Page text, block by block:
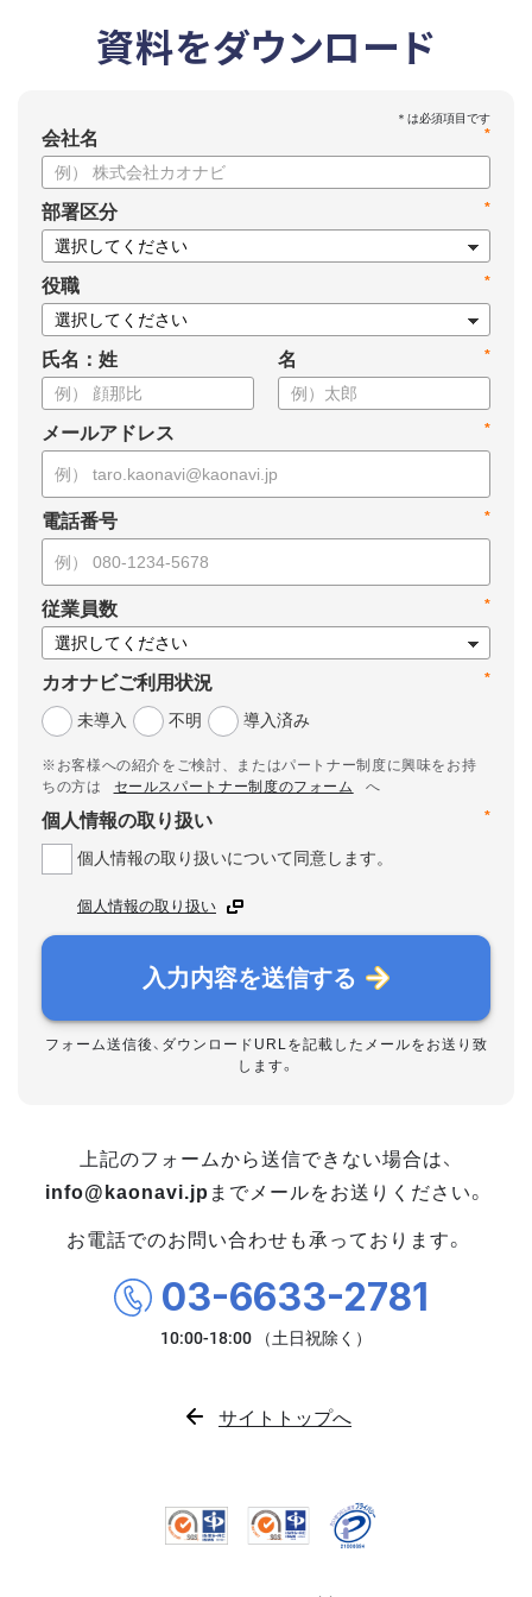
資料をダウンロード
*
会社名
*
部署区分
*
役職
氏名：姓 *
名
*
メールアドレス
*
電話番号
*
従業員数
*
カオナビご利用状況
未導入
不明 導入済み
※お客様への紹介をご検討、またはパートナー制度に興味をお持
ちの方は
セールスパートナー制度のフォーム
へ
*
個人情報の取り扱い
個人情報の取り扱いについて同意します。
個人情報の取り扱い
入力内容を送信する
フォーム送信後、ダウンロードURLを記載したメールをお送り致
します。
上記のフォームから送信できない場合は、
info@kaonavi.jp までメールをお送りください。
お電話でのお問い合わせも承っております。
03-6633-2781
サイトトップへ